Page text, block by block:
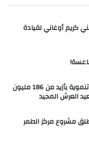
كريم أوغاني لقيادة
عامل إقليم صفرو يطلق ويدشن مشاريع تنموية بأزيد من 186 مليون
العرش المجيد
مشروع مركز الطمر